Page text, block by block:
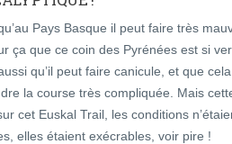
Pays Basque il peut faire très
ça que ce coin des Pyrénées est si
qu’il peut faire canicule, et que cela
la course très compliquée. Mais
cet Euskal Trail, les conditions
elles étaient exécrables, voir pire !